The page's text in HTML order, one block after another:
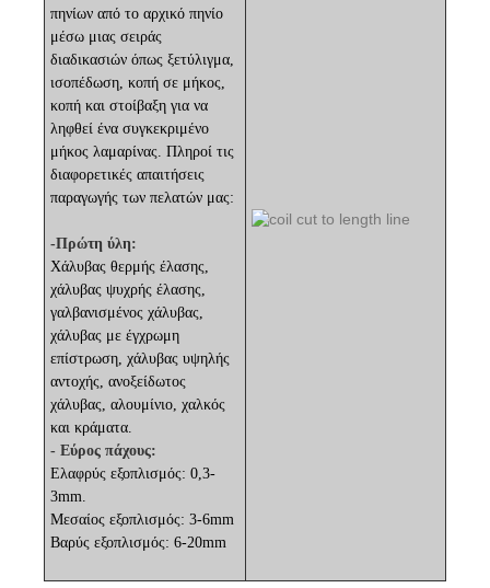
πηνίων από το αρχικό πηνίο
μέσω μιας σειράς
διαδικασιών όπως ξετύλιγμα,
ισοπέδωση, κοπή σε μήκος,
κοπή και στοίβαξη για να
ληφθεί ένα συγκεκριμένο
μήκος λαμαρίνας. Πληροί τις
διαφορετικές απαιτήσεις
παραγωγής των πελατών μας:
-Πρώτη ύλη:
Χάλυβας θερμής έλασης,
χάλυβας ψυχρής έλασης,
γαλβανισμένος χάλυβας,
χάλυβας με έγχρωμη
επίστρωση, χάλυβας υψηλής
αντοχής, ανοξείδωτος
χάλυβας, αλουμίνιο, χαλκός
και κράματα.
- Εύρος πάχους:
Ελαφρύς εξοπλισμός: 0,3-
3mm.
Μεσαίος εξοπλισμός: 3-6mm
Βαρύς εξοπλισμός: 6-20mm